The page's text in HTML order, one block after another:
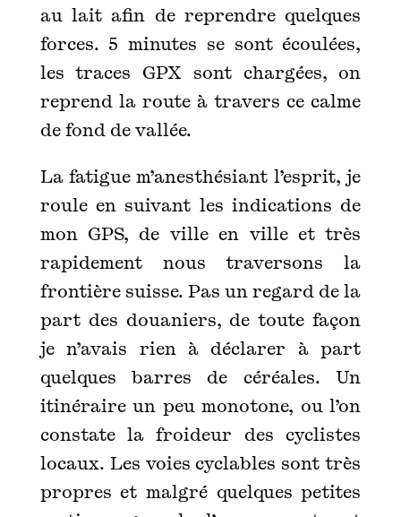
au lait afin de reprendre quelques
forces. 5 minutes se sont écoulées,
les traces GPX sont chargées, on
reprend la route à travers ce calme
de fond de vallée.
La fatigue m’anesthésiant l’esprit, je
roule en suivant les indications de
mon GPS, de ville en ville et très
rapidement nous traversons la
frontière suisse. Pas un regard de la
part des douaniers, de toute façon
je n’avais rien à déclarer à part
quelques barres de céréales. Un
itinéraire un peu monotone, ou l’on
constate la froideur des cyclistes
locaux. Les voies cyclables sont très
propres et malgré quelques petites